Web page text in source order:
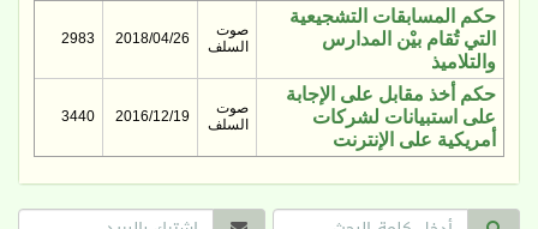
حكم المسابقات التشجيعية
التي تُقام بيْن المدارس
والتلاميذ
صوت
السلف
2018/04/26
2983
حكم أخذ مقابل على الإجابة
على استبيانات لشركات
أمريكية على الإنترنت
صوت
السلف
2016/12/19
3440